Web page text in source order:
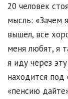
20 человек
мысль: «Зачем
вышел, все
меня любят, я
я иду через
находится под
«пенсию